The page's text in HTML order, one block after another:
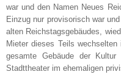
war und den Namen Neues
Einzug nur provisorisch war
alten Reichstagsgebäudes,
Mieter dieses Teils
gesamte Gebäude der
Stadttheater im ehemaligen